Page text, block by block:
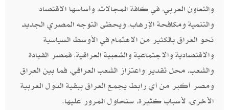
والتعاون العربي، في كافة المجالات، وأساسها الاقتصاد
والتنمية ومكافحة الإرهاب. ويحظى التوجه المصري الجديد
نحو العراق بالكثير من الاهتمام في الأوسط السياسية
والاقتصادية والاجتماعية والشعبية العراقية. فمصر القيادة
والشعب، محل تقدير واعتزاز الشعب العراقي، فما بين العراق
ومصر أكبر من أي رابط يجمع العراق ببقية الدول العربية
الأخرى، لأسباب كثيرة، سنحاول المرور عليها.